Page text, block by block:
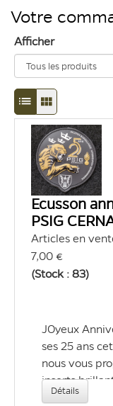
Votre
Afficher
Passage
en
mode
d'affichage
liste
Passage
en
mode
d'affichage
grille
Ecusson
PSIG
Articles en
7,00 €
(Stock : 83)
JOyeux
ses 25 ans
nous vous
inserts
Détails